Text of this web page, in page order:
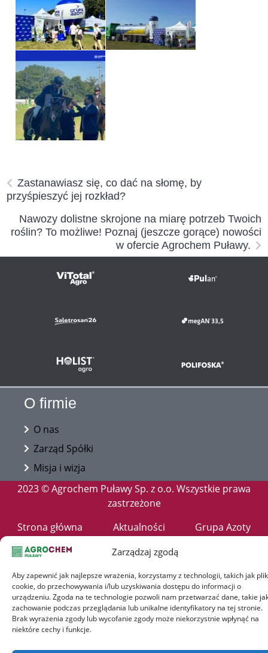
Zarządzaj zgodą
Aby zapewnić jak najlepsze wrażenia, korzystamy z technologii, takich jak
cookie, do przechowywania i/lub uzyskiwania dostępu do informacji o
urządzeniu. Zgoda na te technologie pozwoli nam przetwarzać dane, takie
zachowanie podczas przeglądania lub unikalne identyfikatory na tej stronie.
Brak wyrażenia zgody lub wycofanie zgody może niekorzystnie wpłynąć na
niektóre cechy i funkcje.
Zastanawiasz się, co dać na słomę, by
przyśpieszyć jej rozkład?
Nawozy dolistne skrojone na miarę potrzeb Twoich
roślin? To możliwe! Poznaj (jeszcze gorące) nowości
w ofercie Agrochem Puławy.
O firmie
O nas
Zarząd Spółki
Misja i wizja
2023 © Agrochem Puławy Sp. z o.o. Wszystkie prawa
zastrzeżone
Strona główna
Aktualności
Grupa Azoty
Doradztwo
Kariera
Terms and Conditions